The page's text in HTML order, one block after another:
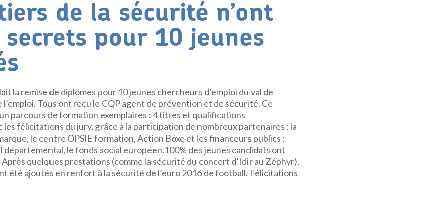
de la sécurité n’ont
pour 10 jeunes
la remise de diplômes pour 10 jeunes chercheurs d’emploi du val de
l’emploi. Tous ont reçu le CQP agent de prévention et de sécurité. Ce
parcours de formation exemplaires : 4 titres et qualifications
félicitations du jury, grâce à la participation de nombreux partenaires : la
le centre OPSIE formation, Action Boxe et les financeurs publics :
départemental, le fonds social européen.100% des jeunes candidats ont
quelques prestations (comme la sécurité du concert d’Idir au Zéphyr),
été ajoutés en renfort à la sécurité de l’euro 2016 de football. Félicitations